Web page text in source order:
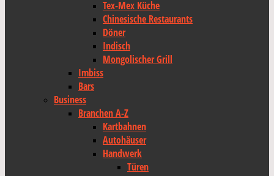
Tex-Mex Küche
Chinesische Restaurants
Döner
Indisch
Mongolischer Grill
Imbiss
Bars
Business
Branchen A-Z
Kartbahnen
Autohäuser
Handwerk
Türen